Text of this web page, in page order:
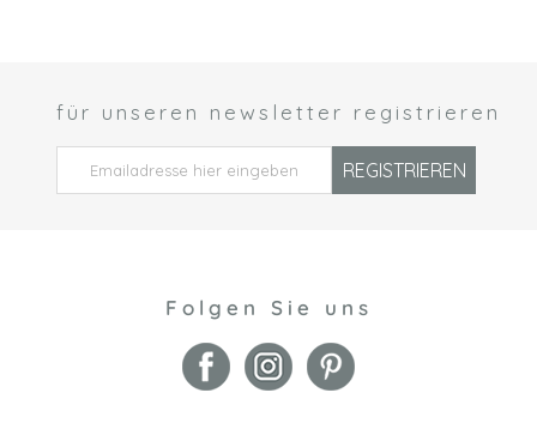
für unseren newsletter registrieren
REGISTRIEREN
Folgen Sie uns